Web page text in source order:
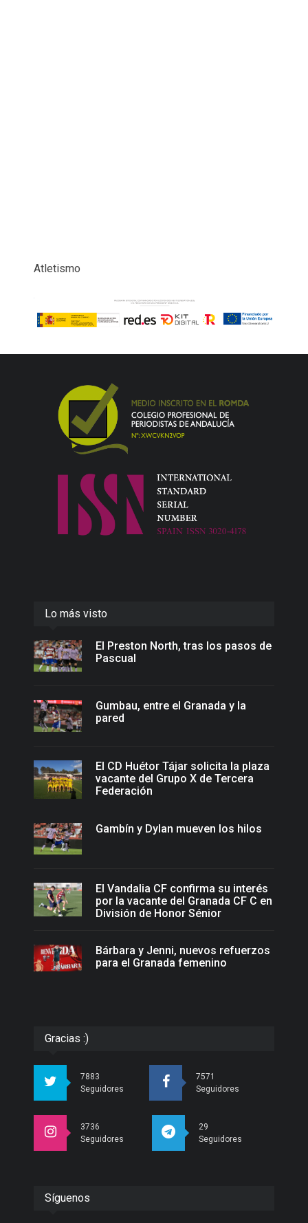
Atletismo
Lo más visto
El Preston North, tras los pasos de
Pascual
Gumbau, entre el Granada y la
pared
El CD Huétor Tájar solicita la plaza
vacante del Grupo X de Tercera
Federación
Gambín y Dylan mueven los hilos
El Vandalia CF confirma su interés
por la vacante del Granada CF C en
División de Honor Sénior
Bárbara y Jenni, nuevos refuerzos
para el Granada femenino
Gracias :)
7883
Seguidores
7571
Seguidores
3736
Seguidores
29
Seguidores
Síguenos